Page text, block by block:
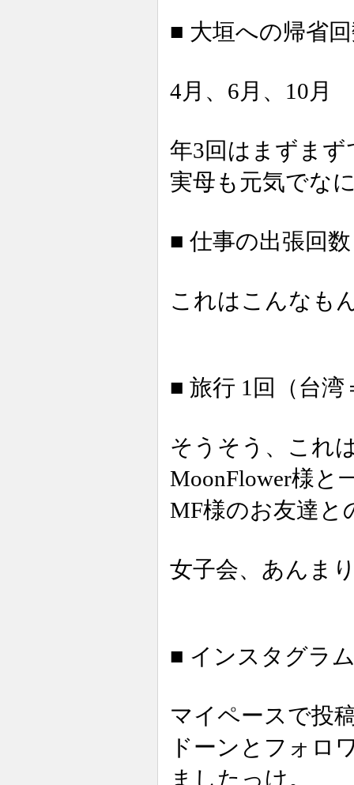
■ 大垣への帰省
4月、6月、10月
年3回はまずまず
実母も元気でな
■ 仕事の出張回
これはこんなも
■ 旅行 1回（台湾
そうそう、これ
MoonFlower様と
MF様のお友達と
女子会、あんま
■ インスタグラ
マイペースで投
ドーンとフォロ
ましたっけ。